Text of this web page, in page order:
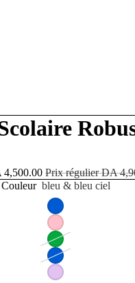
4,500.00 Prix régulierDA
Couleur bleu & bleu ciel